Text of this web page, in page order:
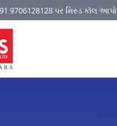
9706128128પર મિસ્ડ કૉલ આપો